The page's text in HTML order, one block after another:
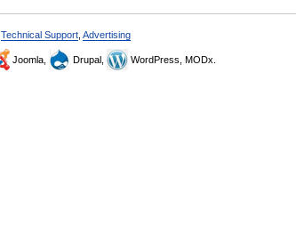
Technical Support Advertising
Joomla, Drupal, WordPress, MODx.